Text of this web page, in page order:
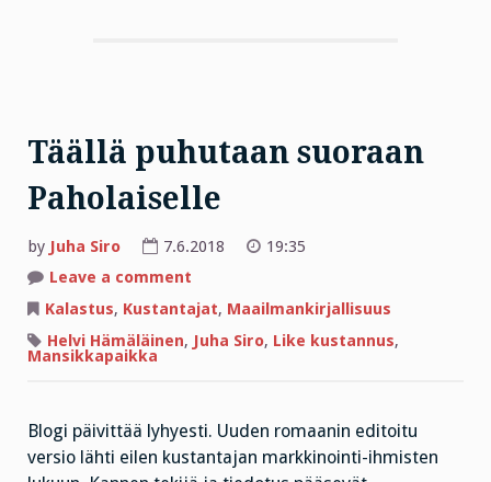
Täällä puhutaan suoraan
Paholaiselle
by Juha Siro 7.6.2018
19:35
Leave a comment
puhutaan
suoraan
Paholaiselle
Kalastus, Kustantajat, Maailmankirjallisuus
Helvi Hämäläinen, Juha Siro, Like kustannus,
Mansikkapaikka
Blogi päivittää lyhyesti. Uuden romaanin editoitu
versio lähti eilen kustantajan markkinointi-ihmisten